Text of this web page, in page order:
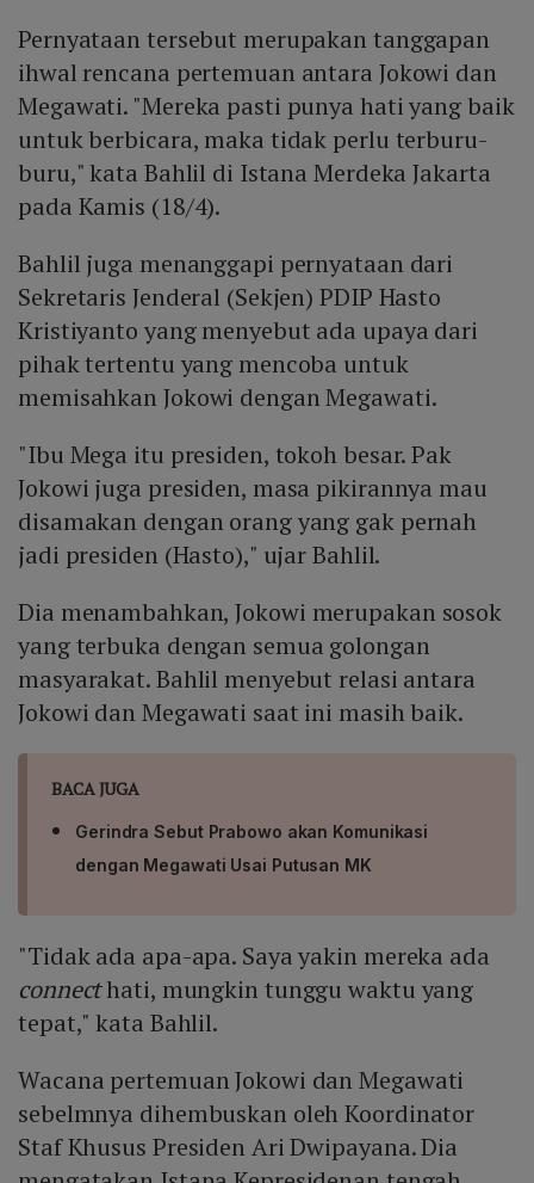
Pernyataan tersebut merupakan tanggapan
ihwal rencana pertemuan antara Jokowi dan
Megawati. "Mereka pasti punya hati yang baik
untuk berbicara, maka tidak perlu terburu-
buru," kata Bahlil di Istana Merdeka Jakarta
pada Kamis (18/4).
Bahlil juga menanggapi pernyataan dari
Sekretaris Jenderal (Sekjen) PDIP Hasto
Kristiyanto yang menyebut ada upaya dari
pihak tertentu yang mencoba untuk
memisahkan Jokowi dengan Megawati.
"Ibu Mega itu presiden, tokoh besar. Pak
Jokowi juga presiden, masa pikirannya mau
disamakan dengan orang yang gak pernah
jadi presiden (Hasto)," ujar Bahlil.
Dia menambahkan, Jokowi merupakan sosok
yang terbuka dengan semua golongan
masyarakat. Bahlil menyebut relasi antara
Jokowi dan Megawati saat ini masih baik.
BACA JUGA
Gerindra Sebut Prabowo akan Komunikasi
dengan Megawati Usai Putusan MK
"Tidak ada apa-apa. Saya yakin mereka ada
connecthati, mungkin tunggu waktu yang
tepat," kata Bahlil.
Wacana pertemuan Jokowi dan Megawati
sebelmnya dihembuskan oleh Koordinator
Staf Khusus Presiden Ari Dwipayana. Dia